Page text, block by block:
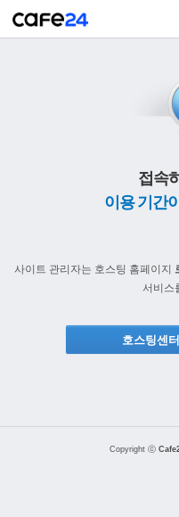
접속
이용 기간
사이트 관리자는 호스팅 홈페이지
서비스
호스팅센
Copyright ⓒ